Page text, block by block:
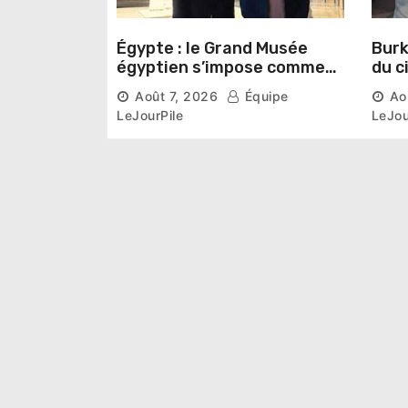
Égypte : le Grand Musée
égyptien s’impose comme
une vitrine du patrimoine
pharaonique auprès des
dirigeants étrangers
Août 7, 2026
Équipe
LeJourPile
du